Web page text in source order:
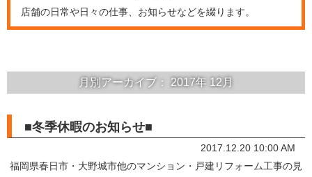
店舗の日常や日々の仕事、お知らせなどを綴ります。
月別アーカイブ： 2017年 12月
■冬季休暇のお知らせ■
2017.12.20 10:00 AM
福岡県春日市・大野城市他のマンション・戸建リフォーム工事の見